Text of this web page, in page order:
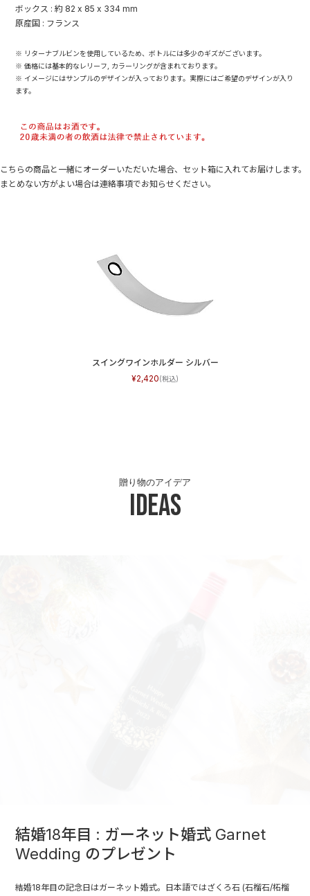
ボックス : 約 82 x 85 x 334 mm
原産国 : フランス
※ リターナブルビンを使用しているため、ボトルには多少のギズがございます。
※ 価格には基本的なレリーフ, カラーリングが含まれております。
※ イメージにはサンプルのデザインが入っております。実際にはご希望のデザインが入り
ます。
こちらの商品と一緒にオーダーいただいた場合、セット箱に入れてお届けします。
まとめない方がよい場合は連絡事項でお知らせください。
スイングワインホルダー シルバー
2,420
Ideas
贈り物のアイデア
結婚18年目 : ガーネット婚式 Garnet
Wedding のプレゼント
結婚18年目の記念日はガーネット婚式。日本語ではざくろ石 (石榴石/柘榴